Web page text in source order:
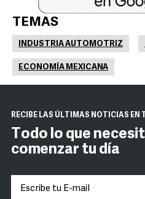
TEMAS
INDUSTRIA AUTOMOTRIZ
ECONOMÍA MEXICANA
RECIBE LAS ÚLTIMAS NOTICIAS EN
Todo lo que
comenzar tu día